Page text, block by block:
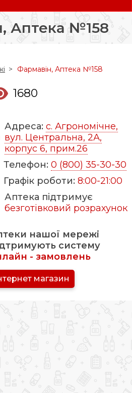
за нами:
Аптека №158
Фармавін, Аптека №158
1680
Адреса:с. Агрономічне,
вул. Центральна, 2А,
корпус 6, прим.26
Телефон:0 (800) 35-30-30
Графік роботи:8:00-21:00
Аптека підтримує
безготівковий розрахунок
нашої мережі
систему
- замовлень
магазин